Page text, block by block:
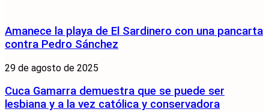
Amanece la playa de El Sardinero con una pancarta
contra Pedro Sánchez
29 de agosto de 2025
Cuca Gamarra demuestra que se puede ser
lesbiana y a la vez católica y conservadora